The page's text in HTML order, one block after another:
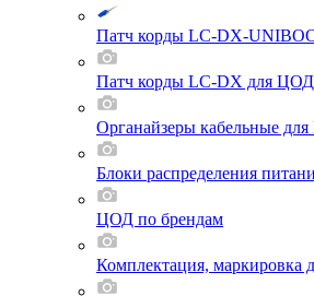
Патч корды LC-DX-
Патч корды LC-DX для ЦОД
Органайзеры кабельные
Блоки распределения
ЦОД по брендам
Комплектация, маркировка